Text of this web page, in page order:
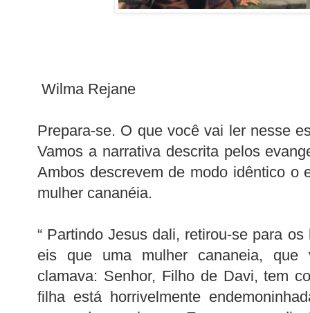
Wilma Rejane
Prepara-se. O que você vai ler nesse
Vamos a narrativa descrita pelos
Ambos descrevem de modo idêntico o
mulher cananéia.
“ Partindo Jesus dali, retirou-se para
eis que uma mulher cananeia, que
clamava: Senhor, Filho de Davi, tem
filha está horrivelmente